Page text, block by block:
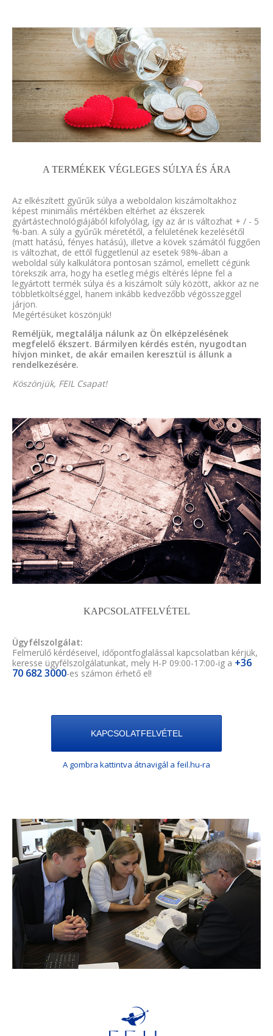
A TERMÉKEK VÉGLEGES SÚLYA ÉS ÁRA
Az elkészített gyűrűk súlya a weboldalon kiszámoltakhoz
képest minimális mértékben eltérhet az ékszerek
gyártástechnológiájából kifolyólag, így az ár is változhat + / - 5
%-ban. A súly a gyűrűk méretétől, a felületének kezelésétől
(matt hatású, fényes hatású), illetve a kövek számától függően
is változhat, de ettől függetlenül az esetek 98%-ában a
weboldal súly kalkulátora pontosan számol, emellett cégünk
törekszik arra, hogy ha esetleg mégis eltérés lépne fel a
legyártott termék súlya és a kiszámolt súly között, akkor az ne
többletköltséggel, hanem inkább kedvezőbb végösszeggel
járjon.
Megértésüket köszönjük!
Reméljük, megtalálja nálunk az Ön elképzelésének
megfelelő ékszert. Bármilyen kérdés estén, nyugodtan
hívjon minket, de akár emailen keresztül is állunk a
rendelkezésére.
Köszönjük, FEIL Csapat!
KAPCSOLATFELVÉTEL
Ügyfélszolgálat:
Felmerülő kérdéseivel, időpontfoglalással kapcsolatban kérjük,
keresse ügyfélszolgálatunkat, mely H-P 09:00-17:00-ig a +36
70 682 3000-es számon érhető el!
KAPCSOLATFELVÉTEL
A gombra kattintva átnavigál a feil.hu-ra